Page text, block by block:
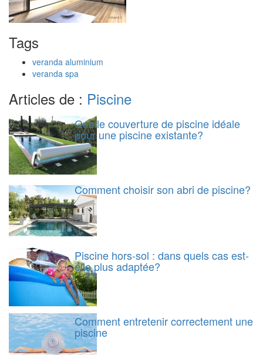
Tags
veranda aluminium
veranda spa
Articles de : Piscine
Quelle couverture de piscine idéale
pour une piscine existante?
Comment choisir son abri de piscine?
Piscine hors-sol : dans quels cas est-
elle plus adaptée?
Comment entretenir correctement une
piscine